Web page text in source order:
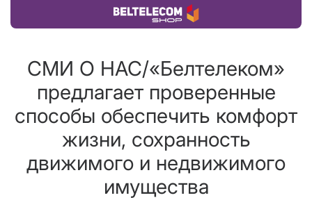
Купіць тавар
СМИ О НАС/«Белтелеком»
предлагает проверенные
способы обеспечить комфорт
жизни, сохранность
движимого и недвижимого
имущества